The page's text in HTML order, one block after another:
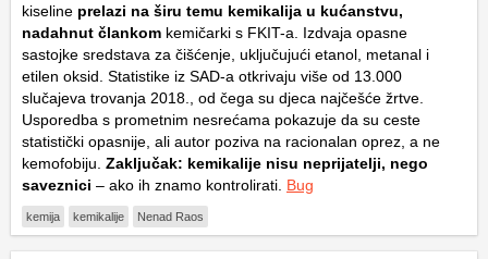
kiseline prelazi na širu temu kemikalija u kućanstvu,
nadahnut člankom kemičarki s FKIT-a. Izdvaja opasne
sastojke sredstava za čišćenje, uključujući etanol, metanal i
etilen oksid. Statistike iz SAD-a otkrivaju više od 13.000
slučajeva trovanja 2018., od čega su djeca najčešće žrtve.
Usporedba s prometnim nesrećama pokazuje da su ceste
statistički opasnije, ali autor poziva na racionalan oprez, a ne
kemofobiju. Zaključak: kemikalije nisu neprijatelji, nego
saveznici – ako ih znamo kontrolirati. Bug
kemija kemikalije Nenad Raos